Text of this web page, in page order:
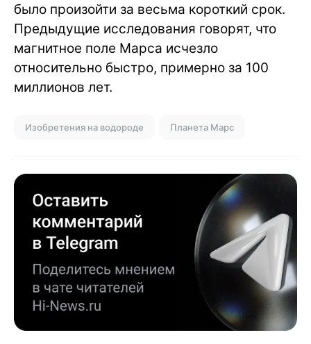
было произойти за весьма короткий срок.
Предыдущие исследования говорят, что
магнитное поле Марса исчезло
относительно быстро, примерно за 100
миллионов лет.
Изобретения на водороде Планета Марс